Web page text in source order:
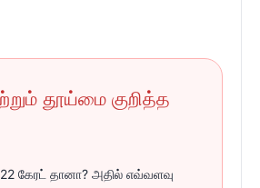
தூய்மை குறித்த
கேரட் தானா? அதில் எவ்வளவு